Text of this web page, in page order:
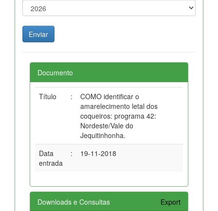
Documento
Título :
COMO identificar o
amarelecimento letal dos
coqueiros: programa 42:
Nordeste/Vale do
Jequitinhonha.
Data
entrada
: 19-11-2018
Downloads e Consultas Export